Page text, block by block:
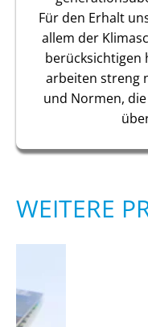
Für den Erhalt
allem der
berücksichtigen
arbeiten streng
und Normen,
WEITERE